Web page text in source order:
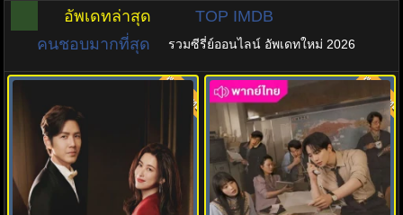
อัพเดทล่าสุด
TOP IMDB
คนชอบมากที่สุด
รวมซีรี่ย์ออนไลน์ อัพเดทใหม่ 2026
พากย์ไทย 8.0 พากย์ไทย